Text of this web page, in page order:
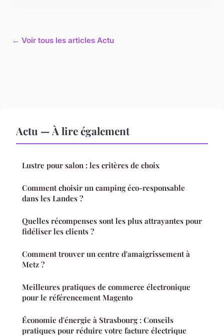
← Voir tous les articles Actu
Actu — À lire également
Lustre pour salon : les critères de choix
Comment choisir un camping éco-responsable
dans les Landes ?
Quelles récompenses sont les plus attrayantes pour
fidéliser les clients ?
Comment trouver un centre d'amaigrissement à
Metz ?
Meilleures pratiques de commerce électronique
pour le référencement Magento
Économie d'énergie à Strasbourg : Conseils
pratiques pour réduire votre facture électrique